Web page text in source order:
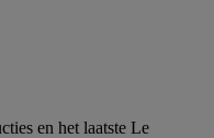
en het laatste Le